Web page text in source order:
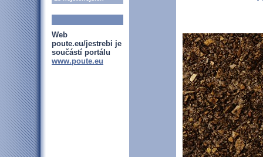
Web
poute.eu/jestrebi je
součástí portálu
www.poute.eu